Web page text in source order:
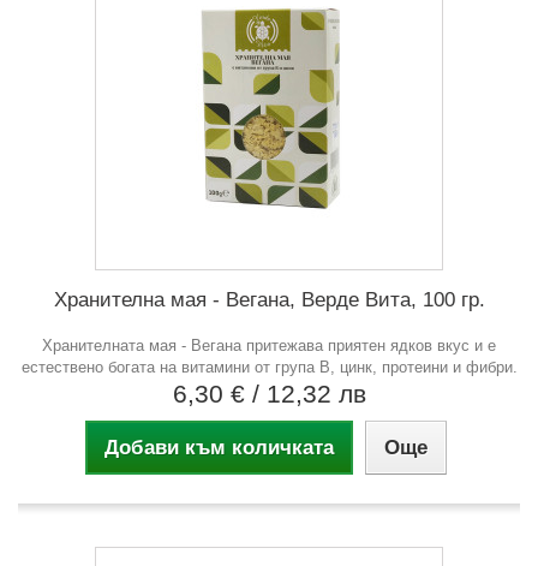
Хранителна мая - Вегана, Верде Вита, 100 гр.
Хранителната мая - Вегана притежава приятен ядков вкус и е
естествено богата на витамини от група В, цинк, протеини и фибри.
6,30 € / 12,32 лв
Добави към количката Още